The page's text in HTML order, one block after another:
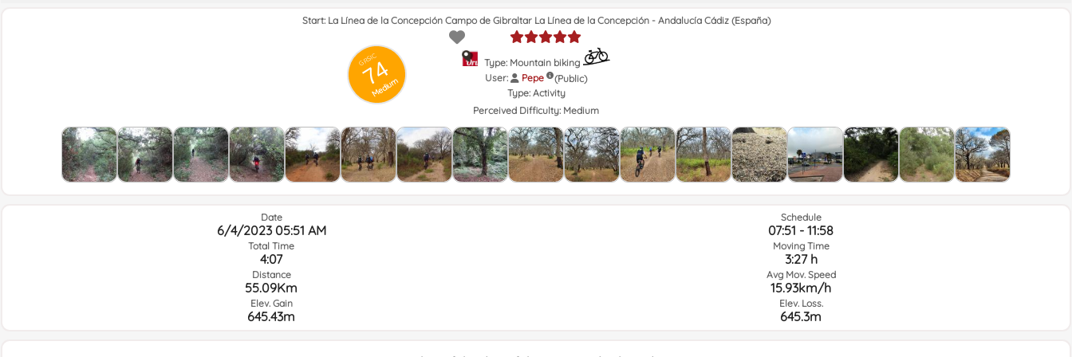
GRSIC
74
Medium
Start: La Línea de la Concepción Campo de Gibraltar La Línea de la Concepción - Andalucía Cádiz (España)
Type: Mountain biking
User:
Pepe
(Public)
Type: Activity
Perceived Difficulty: Medium
Date
6/4/2023 05:51 AM
Total Time
4:07
Distance
55.09Km
Elev. Gain
645.43m
Schedule
07:51 - 11:58
Moving Time
3:27 h
Avg Mov. Speed
15.93km/h
Elev. Loss.
645.3m